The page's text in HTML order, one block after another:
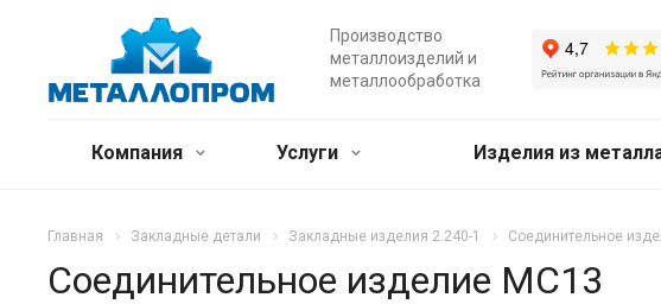
Производство
металлоизделий и
металлообработка
Компания Услуги Изделия из
Главная Закладные детали Закладные изделия 2.240-1 Соединительное
Соединительное изделие МС13